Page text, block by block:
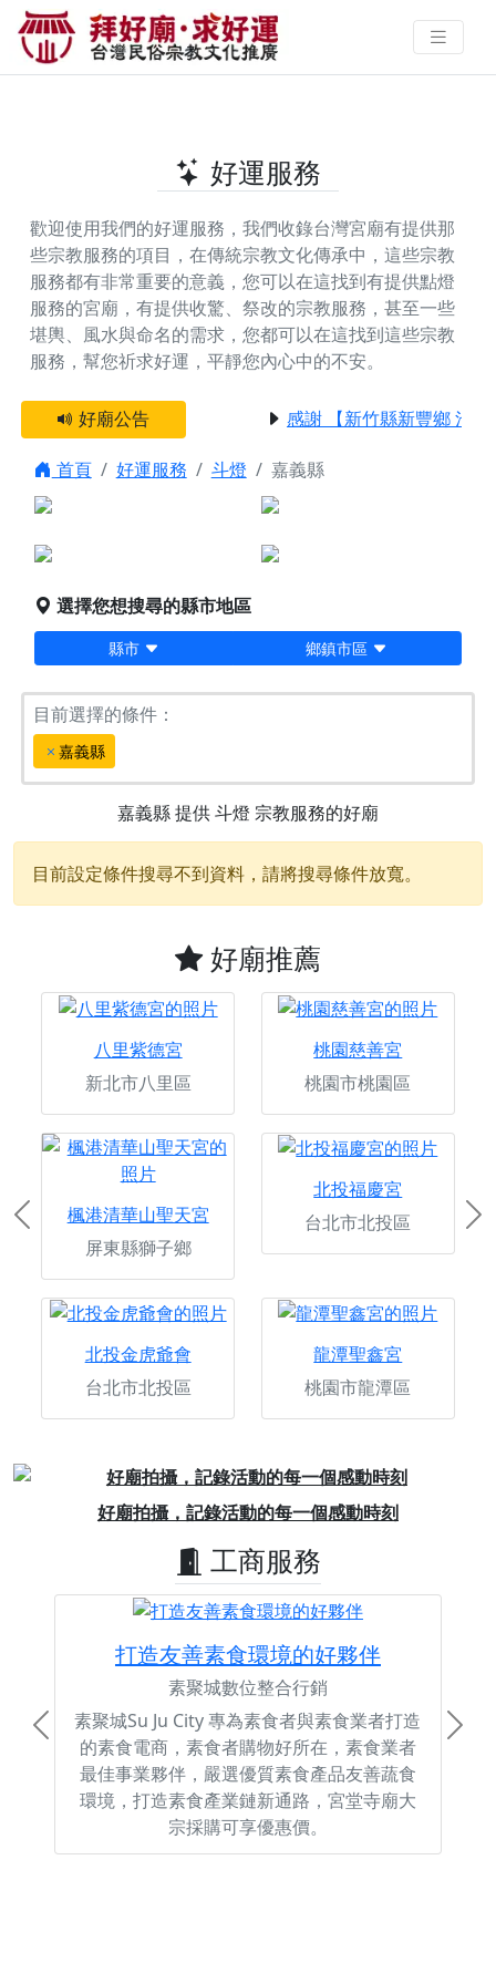
嘉義縣提供斗燈的好廟 | 拜好廟‧求
好運 找到與您有緣的信仰
好運服務
歡迎使用我們的好運服務，我們收錄台灣宮廟有提供那
些宗教服務的項目，在傳統宗教文化傳承中，這些宗教
服務都有非常重要的意義，您可以在這找到有提供點燈
服務的宮廟，有提供收驚、祭改的宗教服務，甚至一些
堪輿、風水與命名的需求，您都可以在這找到這些宗教
服務，幫您祈求好運，平靜您內心中的不安。
好廟公告 感謝 【新竹縣新豐鄉 池
首頁 好運服務 斗燈
嘉義縣
點燈服務
堪輿/風水
選擇您想搜尋的縣市地區
縣市 鄉鎮市區
目前選擇的條件：
嘉義縣
嘉義縣提供斗燈 宗教服務的好廟
目前設定條件搜尋不到資料，請將搜尋條件放寬。
好廟推薦
八里紫德宮
新北市八里區
桃園慈善宮
桃園市桃園區
楓港清華山聖天宮
屏東縣獅子鄉
北投福慶宮
台北市北投區
北投金虎爺會
台北市北投區
龍潭聖鑫宮
桃園市龍潭區
Previous
好廟拍攝，記錄活動的每一個感動時刻
Previous
工商服務
打造友善素食環境的好夥伴
素聚城數位整合行銷
素聚城Su Ju City 專為素食者與素食業者打造
的素食電商，素食者購物好所在，素食業者
最佳事業夥伴，嚴選優質素食產品友善蔬食
環境，打造素食產業鏈新通路，宮堂寺廟大
宗採購可享優惠價。
Previous Next